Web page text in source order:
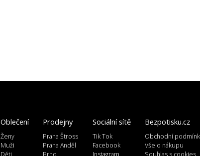
Bezpotisku.cz
Obchodní
Vše o nákupu
Sociální sítě
Tik Tok
Facebook
Prodejny
Praha Štross
Praha Anděl
Oblečení
Ženy
Muži